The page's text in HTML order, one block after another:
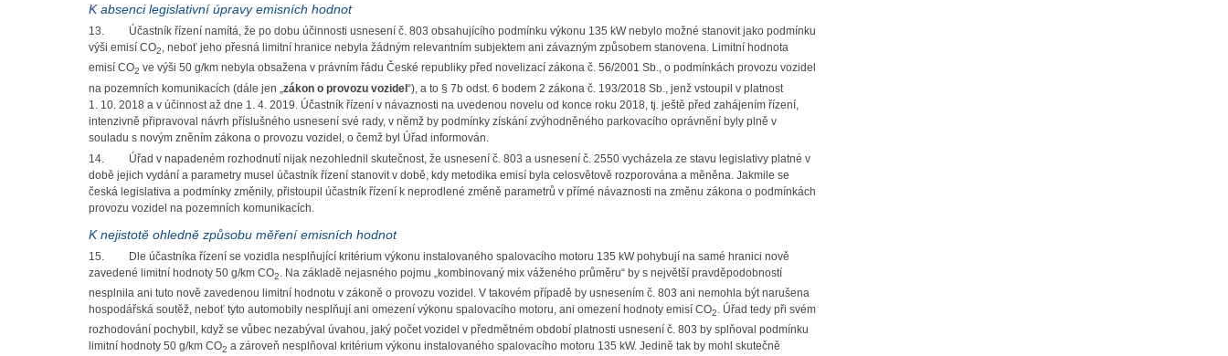
K absenci legislativní úpravy emisních hodnot
13. Účastník řízení namítá, že po dobu účinnosti usnesení č. 803 obsahujícího podmínku výkonu 135 kW nebylo možné stanovit jako podmínku
výši emisí CO2 , neboť jeho přesná limitní hranice nebyla žádným relevantním subjektem ani závazným způsobem stanovena. L imitní hodnota
emisí CO2 ve výši 50 g/km nebyla obsažena v právním řádu České republiky před novelizací zákona č. 56/2001 Sb., o podmínkách provozu vozidel
na pozemních komunikacích (dále jen „ zákon o provozu vozidel“), a to § 7b odst. 6 bodem 2 zákona č. 193/2018 Sb., jenž vstoupil v platnost
1. 10. 2018 a v účinnost až dne 1. 4. 2019. Účastník řízení v návaznosti na uvedenou novelu od konce roku 2018, tj. ještě před zahájením řízení,
intenzivně připravoval návrh příslušného usnesení své rady, v němž by podmínky získání zvýhodněného parkovacího oprávnění byly plně v
souladu s novým zněním zákona o provozu vozidel , o čemž byl Úřad informován.
14.
Úřad v napadeném rozhodnutí nijak nezohlednil skutečnost, že usnesení č. 803 a usnesení č. 2550 vycházela ze stavu legislativy platné v
době jejich vydání a parametry musel účastník řízení stanovit v době, kdy metodika emisí byla celosvětově rozporována a měněna. Jakmile se
česká legislativa a podmínky změnily, přistoupil účastník řízení k neprodlené změně parametrů v přímé návaznosti na změnu zákona o podmínkách
provozu vozidel na pozemních komunikacích.
K nejistotě ohledně způsobu měření emisních hodnot
15.
Dle účastníka řízení se vozidla nesplňující kritérium výkonu instalovaného spalovacího motoru 135 kW pohybují na samé hranici nově
zavedené limitní hodnoty 50 g/km CO2
. Na základě nejasného pojmu „kombinovaný mix váženého průměru“ by s největší pravděpodobností
nesplnila ani tuto nově zavedenou limitní hodnotu v zákoně o provozu vozidel. V takovém případě by usnesením č. 803 ani nemohla být narušena
hospodářská soutěž, neboť tyto automobily nesplňují ani omezení výkonu spalovacího motoru, ani omezení hodnoty emisí CO2. Úřad tedy při svém
rozhodování pochybil, když se vůbec nezabýval úvahou, jaký počet vozidel v předmětném období platnosti usnesení č. 803 by splňoval podmínku
limitní hodnoty 50 g/km CO2 a zároveň nesplňoval kritérium výkonu instalovaného spalovacího motoru 135 kW. Jedině tak by mohl skutečně